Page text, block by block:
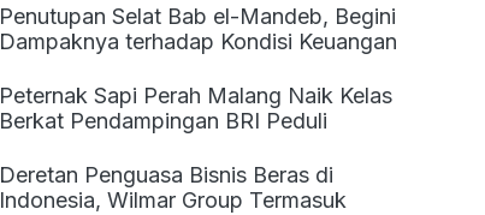
Penutupan Selat Bab el-Mandeb, Begini
Dampaknya terhadap Kondisi Keuangan
Peternak Sapi Perah Malang Naik Kelas
Berkat Pendampingan BRI Peduli
Deretan Penguasa Bisnis Beras di
Indonesia, Wilmar Group Termasuk